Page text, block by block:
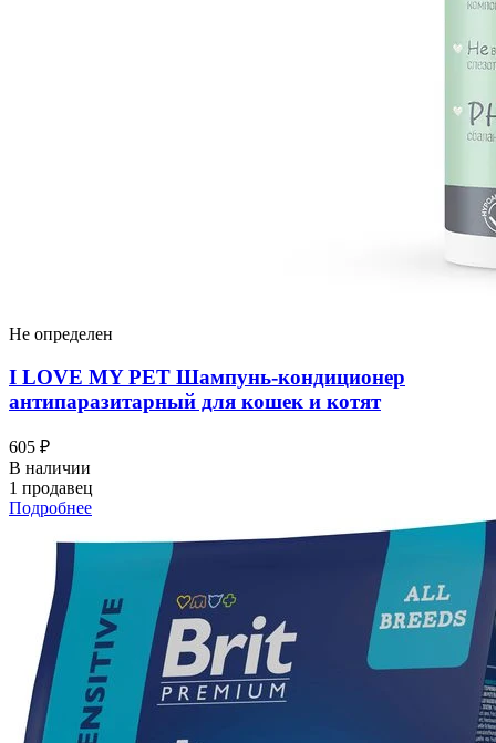
Не определен
I LOVЕ MY PET Шампунь-кондиционер
антипаразитарный для кошек и котят
605 ₽
В наличии
1 продавец
Подробнее